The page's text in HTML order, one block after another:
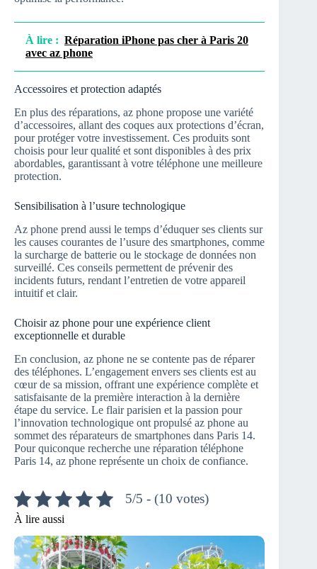
À lire : Réparation iPhone pas cher à Paris 20
avec az phone
Accessoires et protection adaptés
En plus des réparations, az phone propose une variété
d’accessoires, allant des coques aux protections d’écran,
pour protéger votre investissement. Ces produits sont
choisis pour leur qualité et sont disponibles à des prix
abordables, garantissant à votre téléphone une meilleure
protection.
Sensibilisation à l’usure technologique
Az phone prend aussi le temps d’éduquer ses clients sur
les causes courantes de l’usure des smartphones, comme
la surcharge de batterie ou le stockage de données non
surveillé. Ces conseils permettent de prévenir des
incidents futurs, rendant l’entretien de votre appareil
intuitif et clair.
Choisir az phone pour une expérience client
exceptionnelle et durable
En conclusion, az phone ne se contente pas de réparer
des téléphones. L’engagement envers ses clients est au
cœur de sa mission, offrant une expérience complète et
satisfaisante de la première interaction à la dernière
étape du service. Le flair parisien et la passion pour
l’innovation technologique ont propulsé az phone au
sommet des réparateurs de smartphones dans Paris 14.
Pour quiconque recherche une réparation téléphone
Paris 14, az phone représente un choix de confiance.
5/5 - (10 votes)
À lire aussi